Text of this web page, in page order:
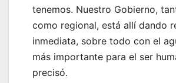
tenemos. Nuestro Gobierno,
como regional, está allí dando
inmediata, sobre todo con el
más importante para el ser
precisó.